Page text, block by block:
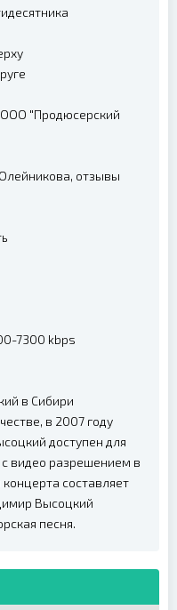
"Продюсерский
отзывы
7300 kbps
в Сибири
в 2007 году
доступен для
видео разрешением в
составляет
Высоцкий
песня.